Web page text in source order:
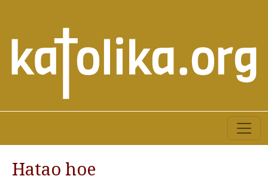
Hatao hoe